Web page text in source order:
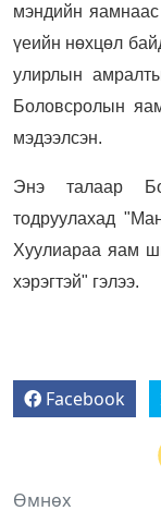
мэндийн яамнаас
үеийн нөхцөл
улирлын
Боловсролын
мэдээлсэн.
Энэ талаар
тодруулахад
Хуулиараа яам
хэрэгтэй" гэлээ.
Facebook
Өмнөх